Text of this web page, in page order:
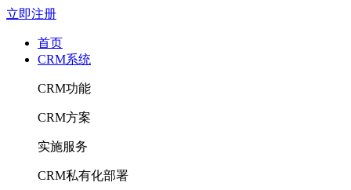
立即注册
首页
CRM系统
CRM功能
CRM方案
实施服务
CRM私有化部署